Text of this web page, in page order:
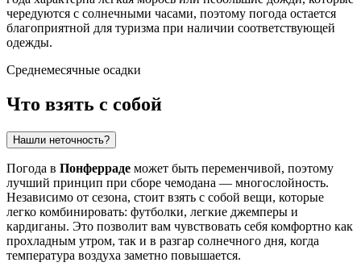
чередуются с солнечными часами, поэтому погода остается
благоприятной для туризма при наличии соответствующей
одежды.
Среднемесячные осадки
Что взять с собой
Нашли неточность?
Погода в Понферраде может быть переменчивой, поэтому
лучший принцип при сборе чемодана — многослойность.
Независимо от сезона, стоит взять с собой вещи, которые
легко комбинировать: футболки, легкие джемперы и
кардиганы. Это позволит вам чувствовать себя комфортно как
прохладным утром, так и в разгар солнечного дня, когда
температура воздуха заметно повышается.